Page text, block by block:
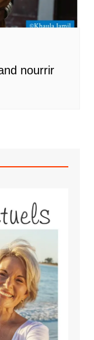
nourrir